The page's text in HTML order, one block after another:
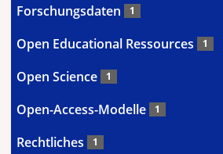
Forschungsdaten 1
Open Educational Ressources 1
Open Science 1
Open-Access-Modelle 1
Rechtliches 1